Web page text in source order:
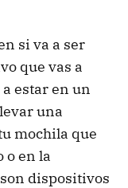
si va a ser
que vas a
estar en un
una
mochila que
o en la
dispositivos